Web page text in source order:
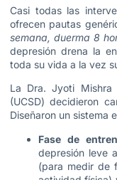
Casi todas las
ofrecen pautas
semana, duerma 8
depresión drena la
toda su vida a la vez
La Dra. Jyoti Mishra
(UCSD) decidieron
Diseñaron un sistema
Fase de
depresión leve
(para medir de